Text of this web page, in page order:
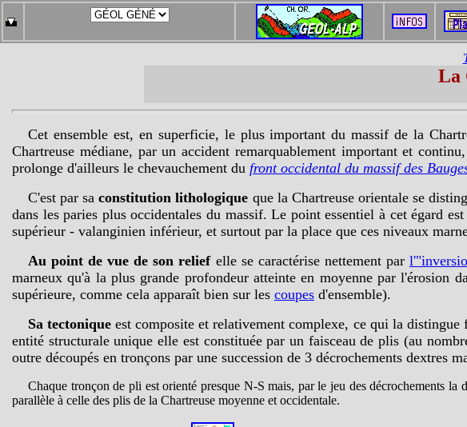
La
Cet ensemble est, en superficie, le plus important du massif de la
Chartreuse médiane, par un accident remarquablement important et
prolonge d'ailleurs le chevauchement du front occidental du massif des
C'est par saconstitution lithologique que la Chartreuse orientale se
dans les paries plus occidentales du massif. Le point essentiel à cet égard
supérieur - valanginien inférieur, et surtout par la place que ces niveaux
Au point de vue de son reliefelle se caractérise nettement par
marneux qu'à la plus grande profondeur atteinte en moyenne par l'érosion
supérieure, comme cela apparaît bien sur les coupes d'ensemble).
Sa tectonique est composite et relativement complexe, ce qui la
entité structurale unique elle est constituée par un faisceau de plis (au
outre découpés en tronçons par une succession de 3 décrochements dextres
Chaque tronçon de pli est orienté presque N-S mais, par le jeu des décrochements
parallèle à celle des plis de la Chartreuse moyenne et occidentale.